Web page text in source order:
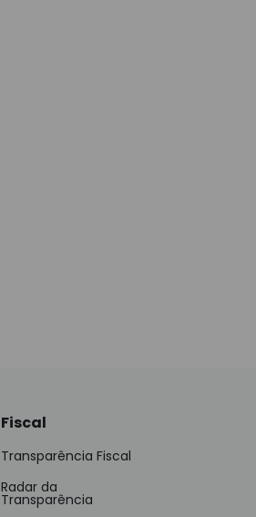
Fiscal
Transparência Fiscal
Radar da
Transparência